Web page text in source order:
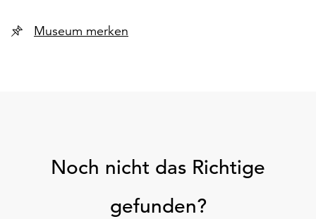
Museum merken
Noch nicht das Richtige
gefunden?